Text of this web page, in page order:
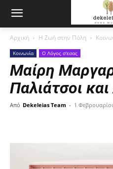
Αρχική Η Ζωή στην Πόλη
Κοινωνία Ο Λόγος σ'εσας
Μαίρη
Παλιάτσοι
Από Dekeleias Team - 1